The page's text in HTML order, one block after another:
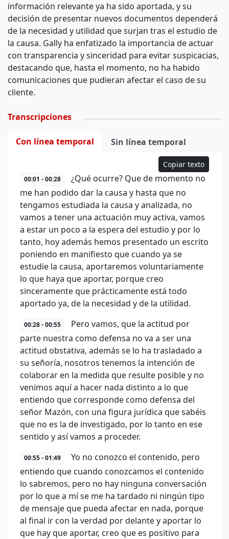
información relevante ya ha sido aportada, y su
decisión de presentar nuevos documentos dependerá
de la necesidad y utilidad que surjan tras el estudio de
la causa. Gally ha enfatizado la importancia de actuar
con transparencia y sinceridad para evitar suspicacias,
destacando que, hasta el momento, no ha habido
comunicaciones que pudieran afectar el caso de su
cliente.
Transcripciones
Con línea temporal Sin línea temporal
Copiar texto
00:01 - 00:28
¿Qué ocurre? Que de momento no
me han podido dar la causa y hasta que no
tengamos estudiada la causa y analizada, no
vamos a tener una actuación muy activa, vamos
a estar un poco a la espera del estudio y por lo
tanto, hoy además hemos presentado un escrito
poniendo en manifiesto que cuando ya se
estudie la causa, aportaremos voluntariamente
lo que haya que aportar, porque creo
sinceramente que prácticamente está todo
aportado ya, de la necesidad y de la utilidad.
00:28 - 00:55
Pero vamos, que la actitud por
parte nuestra como defensa no va a ser una
actitud obstativa, además se lo ha trasladado a
su señoría, nosotros tenemos la intención de
colaborar en la medida que resulte posible y no
venimos aquí a hacer nada distinto a lo que
entiendo que corresponde como defensa del
señor Mazón, con una figura jurídica que sabéis
que no es la de investigado, por lo tanto en ese
sentido y así vamos a proceder.
00:55 - 01:49
Yo no conozco el contenido, pero
entiendo que cuando conozcamos el contenido
lo sabremos, pero no hay ninguna conversación
por lo que a mí se me ha tardado ni ningún tipo
de mensaje que pueda afectar en nada, porque
al final ir con la verdad por delante y aportar lo
que hay que aportar, creo que es positivo para